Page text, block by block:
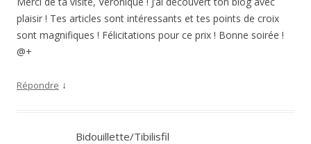
plaisir ! Tes articles sont intéressants et tes points de croix
sont magnifiques ! Félicitations pour ce prix ! Bonne soirée !
@+
Répondre ↓
Bidouillette/Tibilisfil